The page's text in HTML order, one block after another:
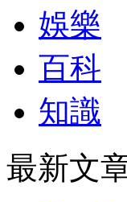
娛樂
百科
知識
最新文